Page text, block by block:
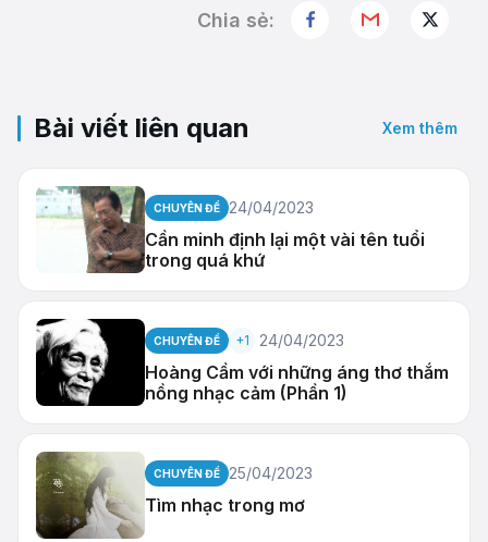
Chia sẻ:
Bài viết liên quan Xem thêm
CHUYÊN ĐỀ 24/04/2023
Cần minh định lại một vài tên tuổi
trong quá khứ
CHUYÊN ĐỀ +1 24/04/2023
Hoàng Cầm với những áng thơ thắm
nồng nhạc cảm (Phần 1)
CHUYÊN ĐỀ 25/04/2023
Tìm nhạc trong mơ